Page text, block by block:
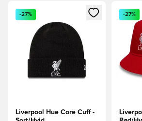
Åbner en Modal til at logge ind eller
-27%
Liverpool Hue Core Cuff -
Åbner
-27%